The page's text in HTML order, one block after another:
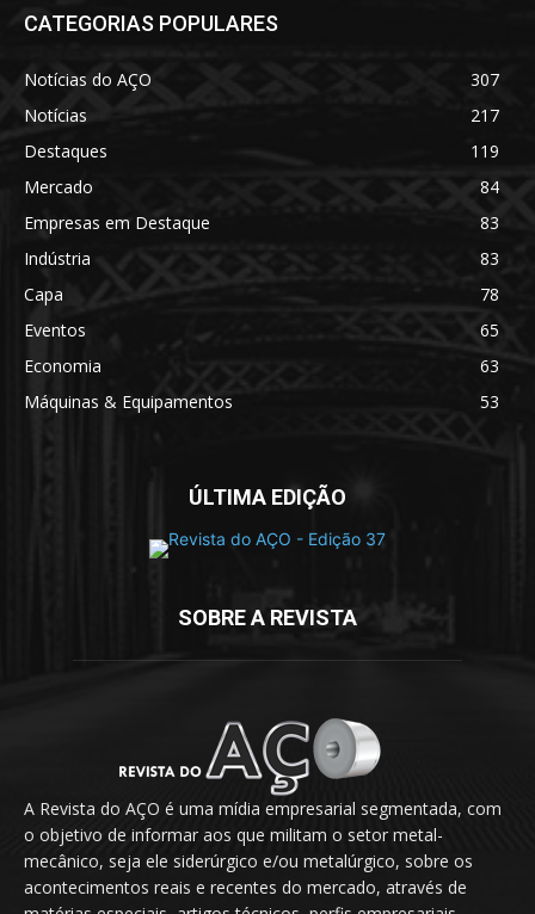
CATEGORIAS POPULARES
Notícias do AÇO
307
Notícias
217
Destaques
119
Mercado
84
Empresas em Destaque
83
Indústria
83
Capa
78
Eventos
65
Economia
63
Máquinas & Equipamentos
53
ÚLTIMA EDIÇÃO
SOBRE A REVISTA
A Revista do AÇO é uma mídia empresarial segmentada, com
o objetivo de informar aos que militam o setor metal-
mecânico, seja ele siderúrgico e/ou metalúrgico, sobre os
acontecimentos reais e recentes do mercado, através de